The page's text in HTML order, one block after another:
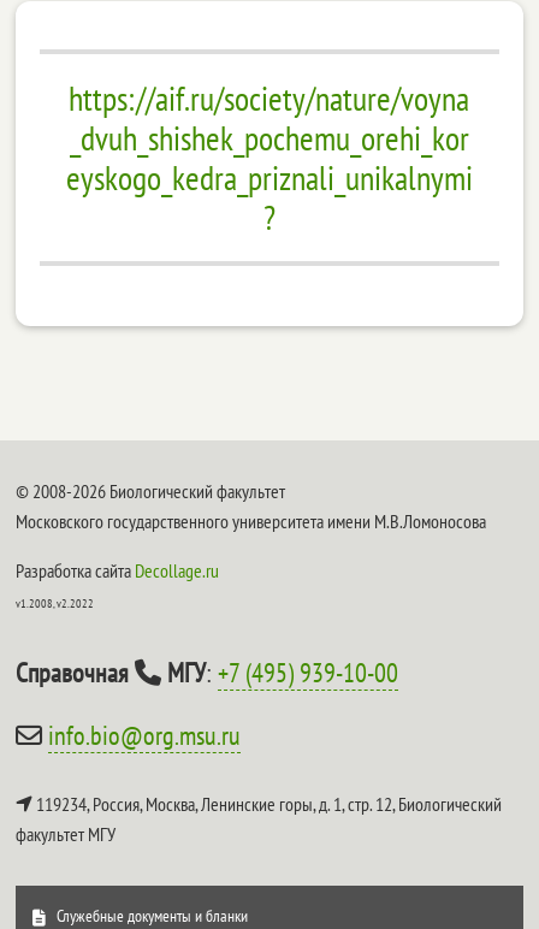
https://aif.ru/society/nature/voyna
_dvuh_shishek_pochemu_orehi_kor
eyskogo_kedra_priznali_unikalnymi
?
© 2008-2026 Биологический факультет
Московского государственного университета имени М.В.Ломоносова
Разработка сайта Decollage.ru
v1.2008, v2.2022
Справочная МГУ:+7 (495) 939-10-00
info.bio@org.msu.ru
119234, Россия, Москва, Ленинские горы, д. 1, стр. 12,Биологический
факультет МГУ
Служебные документы и бланки